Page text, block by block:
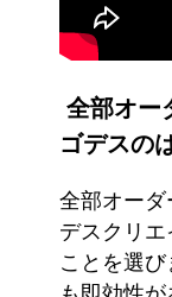
全部オー
ゴデスの
全部オー
デスクリ
ことを選